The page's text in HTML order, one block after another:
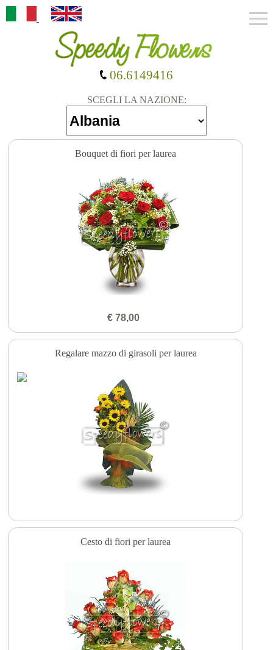
SCEGLI LA NAZIONE:
06.6149416
Bouquet di fiori per laurea
€ 78,00
Regalare mazzo di girasoli per laurea
Cesto di fiori per laurea